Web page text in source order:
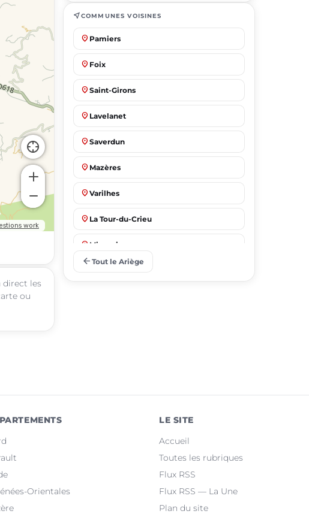
direct les
ou
near_meCOMMUNES VOISINES
place Pamiers
place Foix
place Saint-Girons
place Lavelanet
place Saverdun
place Mazères
place Varilhes
place La Tour-du-Crieu
place Mirepoix
Saint-Paul-de-Jarrat
arrow_back Tout le Ariège
Orientales
LE SITE
Accueil
Toutes les rubriques
Flux RSS
Flux RSS — La Une
Plan du site